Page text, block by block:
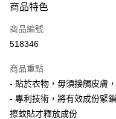
信用卡
AlipayHK
WeChat Pay
送貨方式
商品特色
商品編號
518346
商品重點
- 貼於衣物，毋須接觸皮膚
- 專利技術，將有效成份緊
擦蚊貼才釋放成份